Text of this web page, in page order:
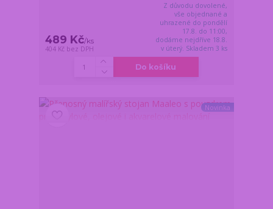
489 Kč/ks
404 Kč bez DPH
Z důvodu dovolené,
vše objednané a
uhrazené do pondělí
17.8. do 11:00,
dodáme nejdříve 18.8.
v úterý. Skladem 3 ks
Do košíku
Novinka